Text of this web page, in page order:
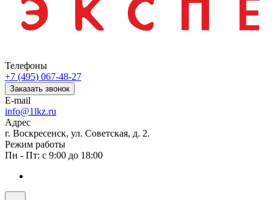
Телефоны
+7 (495) 067-48-27
Заказать звонок
E-mail
info@1lkz.ru
Адрес
г. Воскресенск, ул. Советская, д. 2.
Режим работы
Пн - Пт: с 9:00 до 18:00